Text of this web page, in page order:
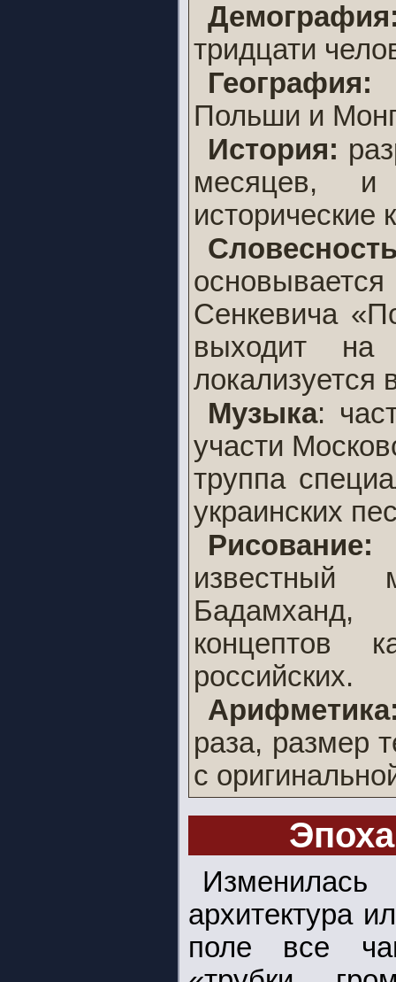
тридцати
Польши и
История:
месяцев,
исторические
Сенкевича
выходит на
Музыка:
участи
труппа
украинских
Рисование:
известный
Бадамханд,
концептов
российских.
раза, размер
с
архитектура
поле все